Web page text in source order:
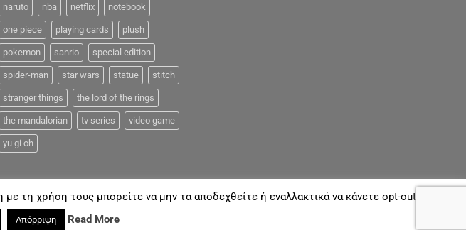
naruto nba netflix notebook
one piece playing cards plush
pokemon sanrio special edition
spider-man star wars statue stitch
stranger things the lord of the rings
the mandalorian tv series video game
yu gi oh
τη χρήση τους μπορείτε να μην τα αποδεχθείτε ή εναλλακτικά να κάνετε opt-out όποτε
Απόρριψη Read More